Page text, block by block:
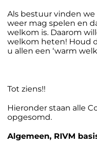
Als bestuur vinden
weer mag spelen en
welkom is. Daarom
welkom heten! Houd
u allen een ‘warm
Tot ziens!!
Hieronder staan alle
opgesomd.
Algemeen, RIVM